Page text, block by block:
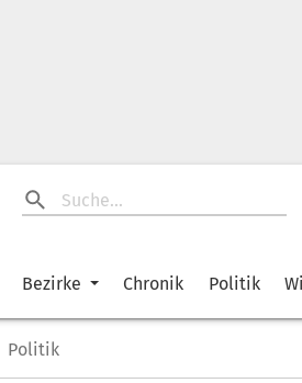
Bezirke Chronik Politik
Politik